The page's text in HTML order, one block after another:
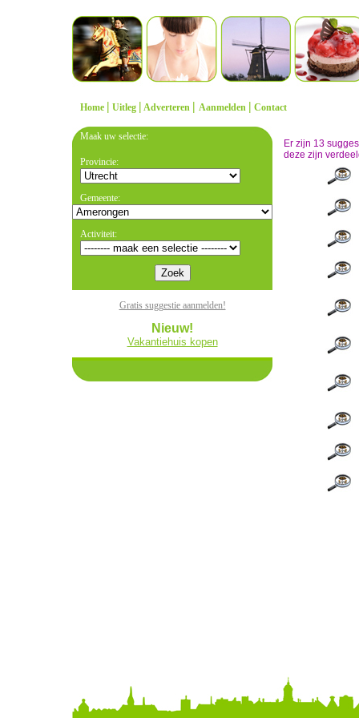
Home | Uitleg | Adverteren | Aanmelden | Contact
Maak uw selectie:
Provincie:
Gemeente:
Activiteit:
Gratis suggestie aanmelden!
Nieuw!
Vakantiehuis kopen
Er zijn 13
deze zijn